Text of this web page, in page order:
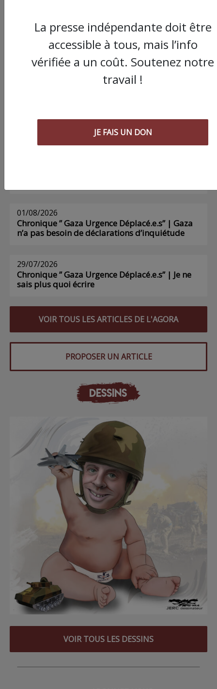
Commander le dernier numéro papier du
Poing !
Voir tous les numéros papier
AGORA
01/08/2026
Chronique ” Gaza Urgence Déplacé.e.s” | Gaza
n’a pas besoin de déclarations d’inquiétude
29/07/2026
Chronique ” Gaza Urgence Déplacé.e.s” | Je ne
sais plus quoi écrire
VOIR TOUS LES ARTICLES DE L'AGORA
PROPOSER UN ARTICLE
DESSINS
VOIR TOUS LES DESSINS
La presse indépendante doit être
accessible à tous, mais l’info
vérifiée a un coût. Soutenez notre
travail !
JE FAIS UN DON